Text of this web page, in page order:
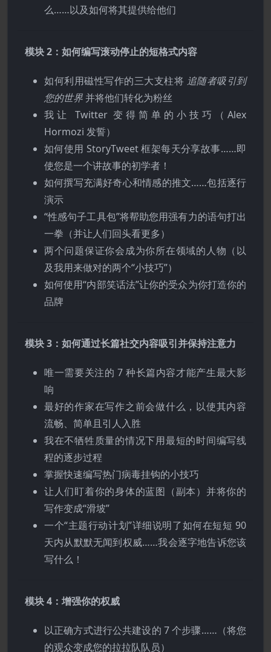
么……以及如何将其提供给他们
模块 2：如何编写滚动停止的短格式内容
如何利用磁性写作的三大支柱将 追随者吸引到
您的世界 并将他们转化为粉丝
我让 Twitter 变得简单的小技巧（Alex
Hormozi 发誓）
如何使用 StoryTweet 框架每天分享故事……即
使您是一个讲故事的初学者！
如何撰写充满好奇心和情感的推文……包括逐行
演示
“性感句子工具包”将帮助您用强有力的语句打出
一拳（并让人们回头看更多）
两个问题保证你会成为你所在领域的人物（以
及我用来做对的两个“小技巧”）
如何使用“内部笑话法”让你的受众为你打造你的
品牌
模块 3：如何通过长篇社交内容吸引并保持注意力
唯一需要关注的 7 种长篇内容才能产生最大影
响
最好的作家在写作之前会做什么，以使其内容
流畅、简单且引人入胜
我在不牺牲质量的情况下用最短的时间编写线
程的逐步过程
掌握快速编写热门病毒挂钩的小技巧
让人们盯着你的身体的蓝图（副本）并将你的
写作变成“滑坡”
一个“主题行动计划”详细说明了如何在短短 90
天内从默默无闻到权威……我会逐字地告诉您该
写什么！
模块 4：增强你的权威
以正确方式进行公共建设的 7 个步骤……（将您
的观众变成您的拉拉队队员）